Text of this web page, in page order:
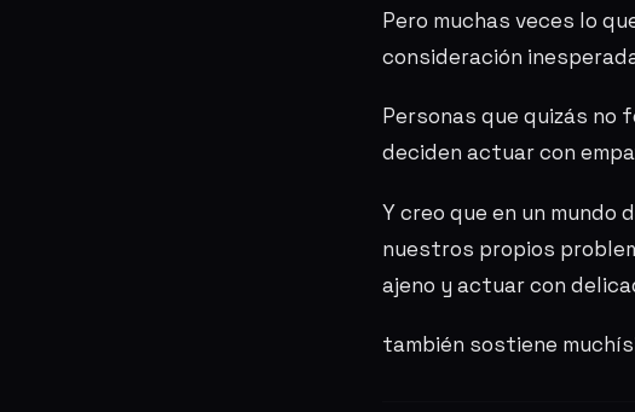
Pero muchas veces lo
consideración
Personas que quizás no
deciden actuar con
Y creo que en un mundo
nuestros propios
ajeno y actuar con
también sostiene